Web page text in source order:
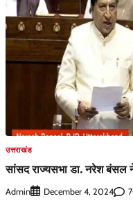
उत्तराखंड
सांसद राज्यसभा डा. नरेश बंसल
Admin December 4, 2024